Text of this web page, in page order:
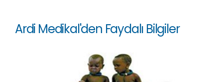
Ardi Medikal'den Faydalı Bilgiler